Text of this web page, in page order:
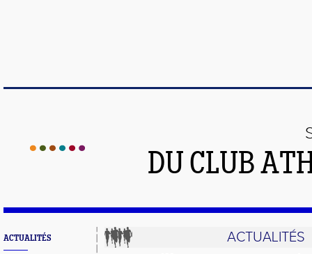
DU CLUB
ACTUALITÉS ACTUALITÉS